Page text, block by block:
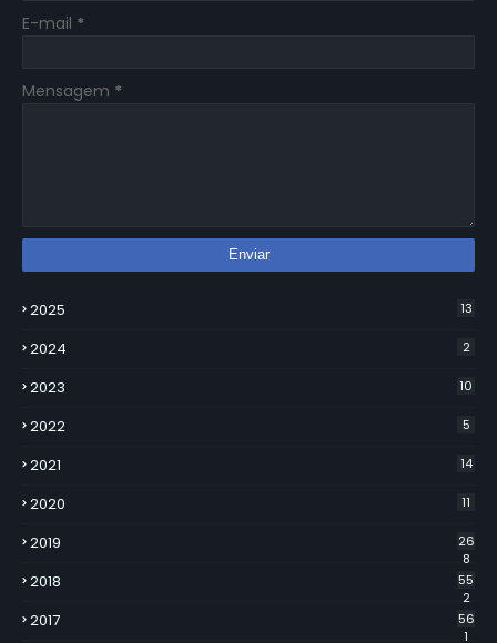
E-mail *
Mensagem *
2025 13
2024 2
2023 10
2022 5
2021 14
2020 11
2019
26
8
2018
55
2
2017
56
1